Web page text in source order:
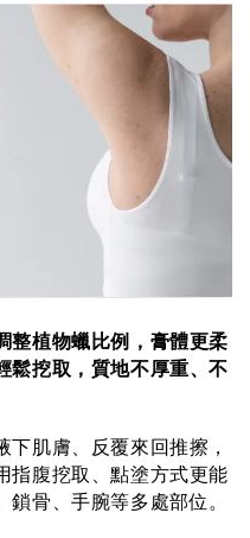
整植物蠟比例，膏體更柔
鬆挖取，質地不厚重、不
肌膚、反覆來回推擦，
指腹挖取、點塗方式更能
骨、手腕等多處部位。